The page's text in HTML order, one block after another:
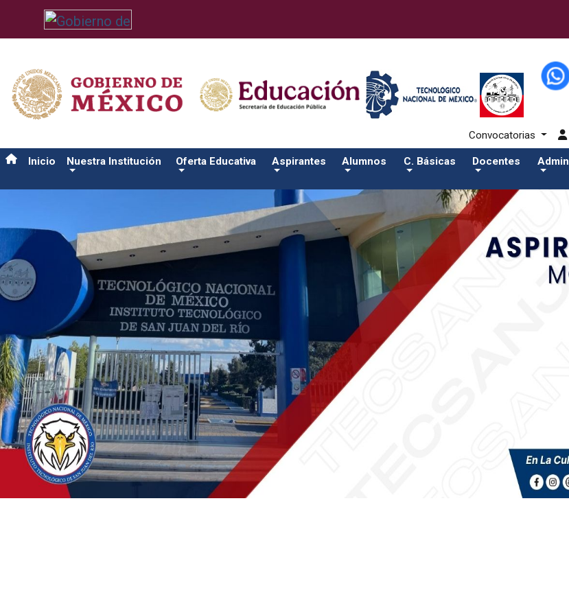
/usr/bin/ruby /www/wwwroot/sjuanrio.tecnm.mx/api/article.rb alumnos/residenciasSalida del comando:
Convocatorias
Inicio Nuestra Institución Oferta Educativa Aspirantes Alumnos C. Básicas Docentes Admin